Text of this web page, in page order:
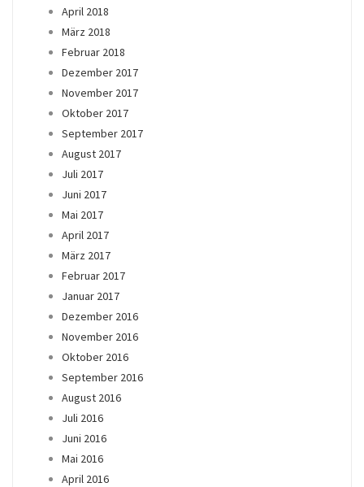
April 2018
März 2018
Februar 2018
Dezember 2017
November 2017
Oktober 2017
September 2017
August 2017
Juli 2017
Juni 2017
Mai 2017
April 2017
März 2017
Februar 2017
Januar 2017
Dezember 2016
November 2016
Oktober 2016
September 2016
August 2016
Juli 2016
Juni 2016
Mai 2016
April 2016